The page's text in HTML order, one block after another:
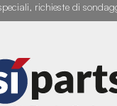
richieste di